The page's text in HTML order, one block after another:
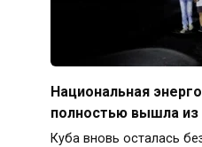
Национальная
полностью вышла из
Куба вновь осталась